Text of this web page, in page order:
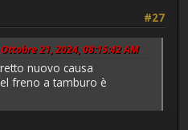
#27
21, 2024, 08:15:42 AM
nuovo causa
freno a tamburo è